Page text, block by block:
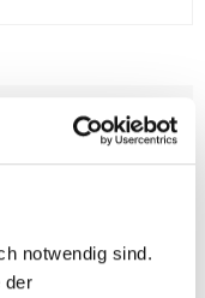
notwendig sind.
der
berechnen (je
einen
Du den